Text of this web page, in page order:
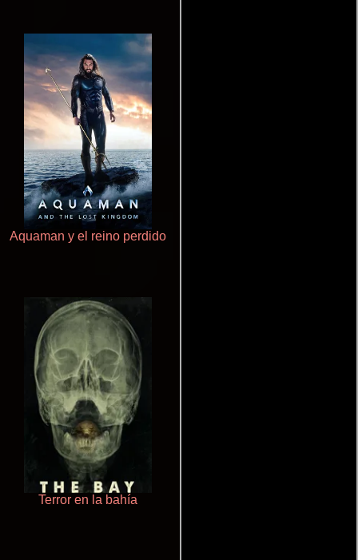
Aquaman y el reino perdido
Terror en la bahía